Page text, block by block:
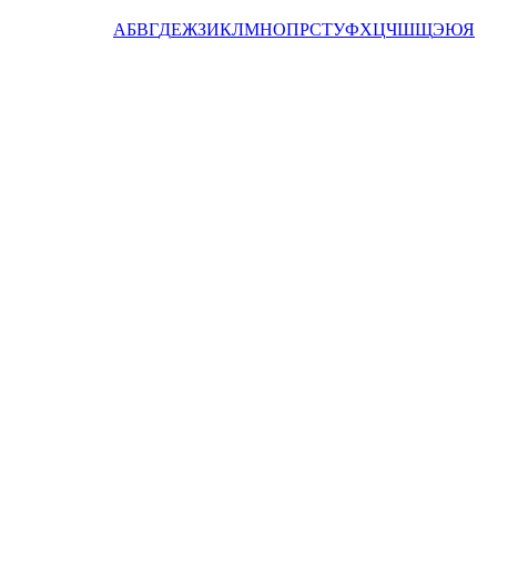
АБВГДЕЖЗИКЛМНОПРСТУФХЦЧШЩЭЮЯ